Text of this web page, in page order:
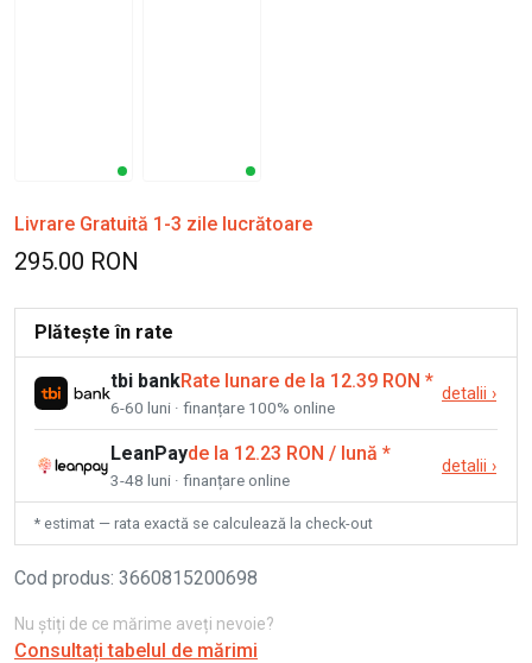
Livrare Gratuită 1-3 zile lucrătoare
295.00 RON
Plătește în rate
tbi bankRate lunare de la 12.39 RON *
6-60 luni · finanțare 100% online
detalii ›
LeanPayde la 12.23 RON / lună *
3-48 luni · finanțare online
detalii ›
* estimat — rata exactă se calculează la check-out
Cod produs: 3660815200698
Nu știți de ce mărime aveți nevoie?
Consultați tabelul de mărimi